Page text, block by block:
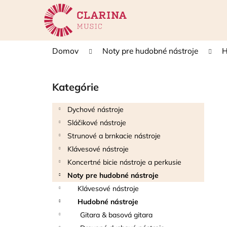
Domov Noty pre hudobné nástroje
Preskočiť
kategórie
Kategórie
Dychové nástroje
Sláčikové nástroje
Strunové a brnkacie nástroje
Klávesové nástroje
Koncertné bicie nástroje a perkusie
Noty pre hudobné nástroje
Klávesové nástroje
Hudobné nástroje
Gitara & basová gitara
í
Späť
do
Späť
do